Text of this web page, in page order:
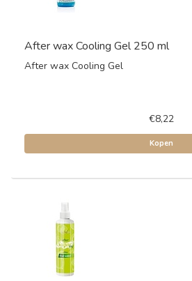
After wax Cooling Gel 250 ml
After wax Cooling Gel
€8,22
Kopen